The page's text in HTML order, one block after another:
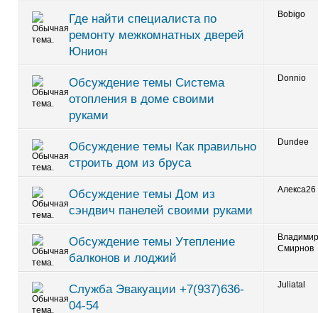
Где найти специалиста по
ремонту межкомнатных дверей
Юнион
Bobigo
Обсуждение темы Система
отопления в доме своими
руками
Donnio
Обсуждение темы Как правильно
строить дом из бруса
Dundee
Обсуждение темы Дом из
сэндвич панелей своими руками
Алекса26
Обсуждение темы Утепление
балконов и лоджий
Владимир
Смирнов
Служба Эвакуации +7(937)636-
04-54
Juliatal